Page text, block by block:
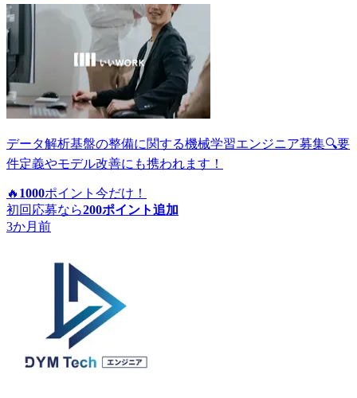
データ解析基盤の整備に関する機械学習エンジニア募集🔍要
件定義やモデル改善にも携われます！
🔥 1000ポイント 今だけ！
初回応募なら200ポイント追加
3か月前